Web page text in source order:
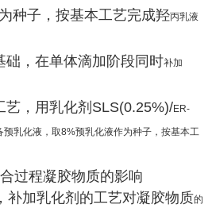
种子，按基本工艺完成羟丙乳液
础，在单体滴加阶段同时补加
艺，用乳化剂SLS(0.25%)/ER-
预乳化液，取8%预乳化液作为种子，按基本工
过程凝胶物质的影响
补加乳化剂的工艺对凝胶物质的